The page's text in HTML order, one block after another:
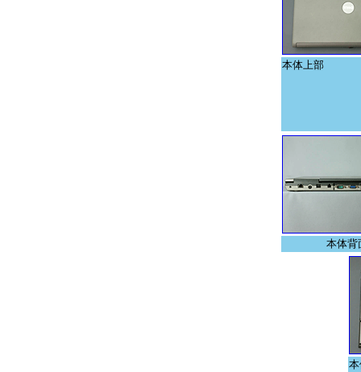
本体上部
本体背